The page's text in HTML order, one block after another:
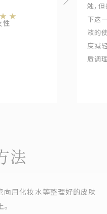
★ ★
性
触，
下这
液的
度减
质调
法
向用化妆水等整理好的皮肤